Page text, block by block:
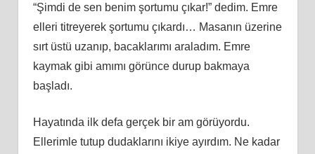
“Şimdi de sen benim şortumu çıkar!” dedim. Emre
elleri titreyerek şortumu çıkardı… Masanın üzerine
sırt üstü uzanıp, bacaklarımı araladım. Emre
kaymak gibi amımı görünce durup bakmaya
başladı.
Hayatında ilk defa gerçek bir am görüyordu.
Ellerimle tutup dudaklarını ikiye ayırdım. Ne kadar